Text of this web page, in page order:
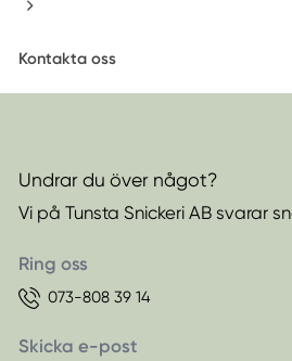
Kontakta oss
Undrar du över något?
Vi på Tunsta Snickeri AB svarar
Ring oss
073-808 39 14
Skicka e-post